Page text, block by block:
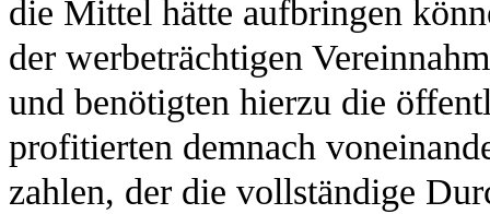
die Mittel hätte aufbringen
der werbeträchtigen
und benötigten hierzu die
profitierten demnach
zahlen, der die vollständige